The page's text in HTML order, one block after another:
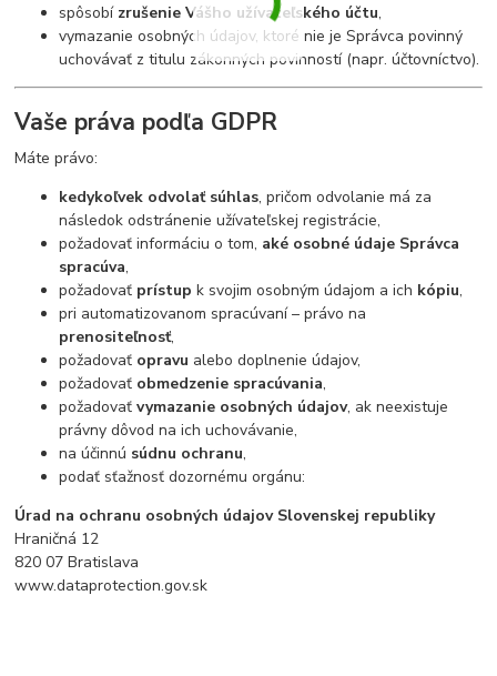
spôsobí zrušenie Vášho užívateľského účtu,
vymazanie osobných údajov, ktoré nie je Správca povinný
uchovávať z titulu zákonných povinností (napr. účtovníctvo).
Vaše práva podľa GDPR
Máte právo:
kedykoľvek odvolať súhlas, pričom odvolanie má za
následok odstránenie užívateľskej registrácie,
požadovať informáciu o tom, aké osobné údaje Správca
spracúva,
požadovať prístup k svojim osobným údajom a ich kópiu,
pri automatizovanom spracúvaní – právo na
prenositeľnosť,
požadovať opravu alebo doplnenie údajov,
požadovať obmedzenie spracúvania,
požadovaťvymazanie osobných údajov, ak neexistuje
právny dôvod na ich uchovávanie,
na účinnú súdnu ochranu,
podať sťažnosť dozornému orgánu:
Úrad na ochranu osobných údajov Slovenskej republiky
Hraničná 12
820 07 Bratislava
www.dataprotection.gov.sk